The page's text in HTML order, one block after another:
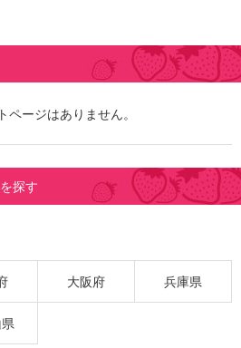
ージはありません。
探す
大阪府 兵庫県